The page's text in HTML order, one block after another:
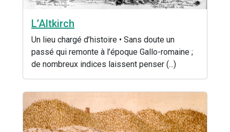
L’Altkirch
Un lieu chargé d’histoire • Sans doute un
passé qui remonte à l’époque Gallo-romaine ;
de nombreux indices laissent penser (...)